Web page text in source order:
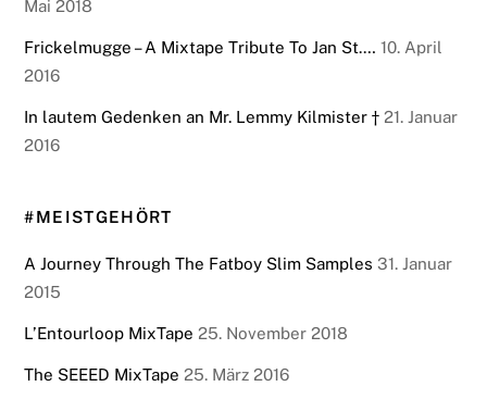
Mai 2018
Frickelmugge – A Mixtape Tribute To Jan St.… 10. April
2016
In lautem Gedenken an Mr. Lemmy Kilmister † 21. Januar
2016
#MEISTGEHÖRT
A Journey Through The Fatboy Slim Samples 31. Januar
2015
L’Entourloop MixTape 25. November 2018
The SEEED MixTape 25. März 2016